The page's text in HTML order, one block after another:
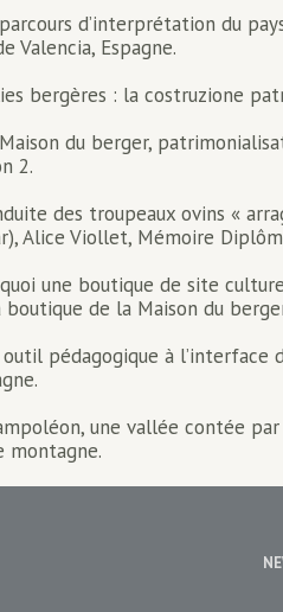
d’interprétation du
Valencia, Espagne.
bergères : la costruzione
du berger,
2.
des troupeaux ovins «
Alice Viollet, Mémoire
une boutique de site
boutique de la Maison du
pédagogique à l’interface
une vallée contée